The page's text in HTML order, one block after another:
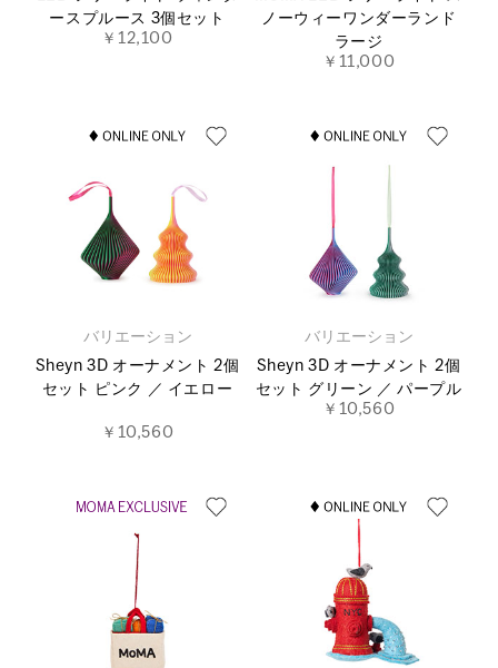
ースプルース 3個セット
￥12,100
ノーウィーワンダーランド
ラージ
￥11,000
バリエーション
Sheyn 3D オーナメント 2個
セット ピンク ／ イエロー
￥10,560
バリエーション
Sheyn 3D オーナメント 2個
セット グリーン ／ パープル
￥10,560